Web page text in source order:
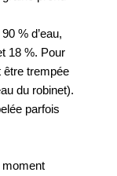
% d’eau,
18 %. Pour
être trempée
du robinet).
parfois
moment